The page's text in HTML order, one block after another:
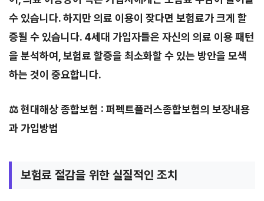
수 있습니다. 하지만 의료 이용이 잦다면 보험료가 크게 할
증될 수 있습니다. 4세대 가입자들은 자신의 의료 이용 패턴
을 분석하여, 보험료 할증을 최소화할 수 있는 방안을 모색
하는 것이 중요합니다.
⚖️ 현대해상 종합보험 : 퍼펙트플러스종합보험의 보장내용
과 가입방법
보험료 절감을 위한 실질적인 조치